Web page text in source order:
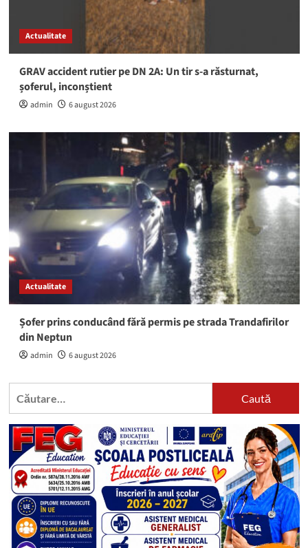
Actualitate
GRAV accident rutier pe DN 2A: Un tir s-a răsturnat,
șoferul, inconștient
admin 6 august 2026
Actualitate
Șofer prins conducând fără permis pe strada Trandafirilor
din Neptun
admin 6 august 2026
Caută